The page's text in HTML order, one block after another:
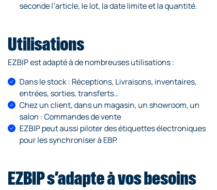
seconde l’article, le lot, la date limite et la quantité.
Utilisations
EZBIP est adapté à de nombreuses utilisations :
Dans le stock : Réceptions, Livraisons, inventaires,
entrées, sorties, transferts…
Chez un client, dans un magasin, un showroom, un
salon : Commandes de vente
EZBIP peut aussi piloter des étiquettes électroniques
pour les synchroniser à EBP.
EZBIP s’adapte à vos besoins